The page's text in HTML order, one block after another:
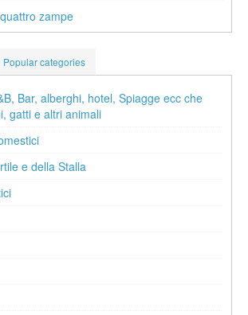
zampe
Popular categories
Bar, alberghi, hotel, Spiagge ecc che
gatti e altri animali
e della Stalla